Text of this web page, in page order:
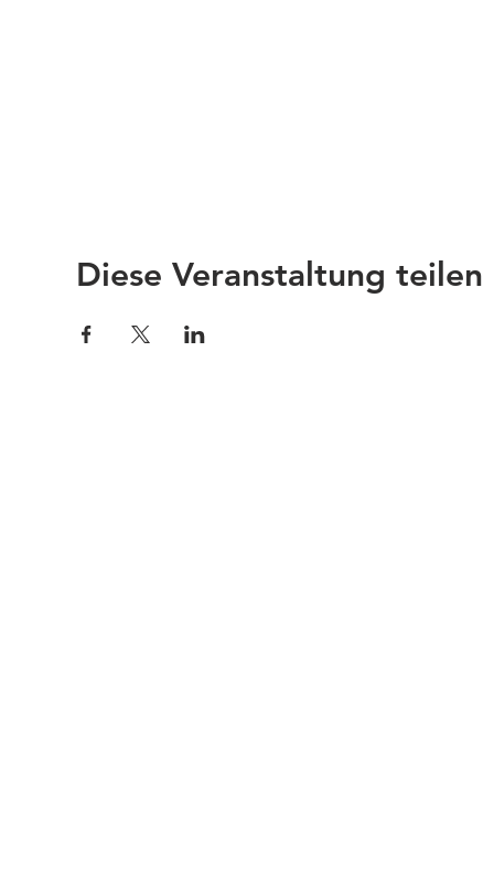
Diese Veranstaltung teilen